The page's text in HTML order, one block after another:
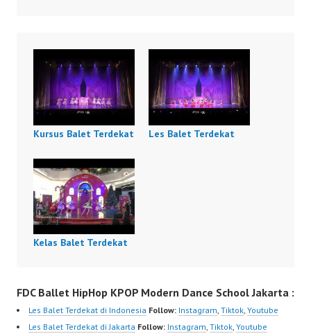
Kursus Balet Terdekat Les Balet Terdekat
Kelas Balet Terdekat
FDC Ballet HipHop KPOP Modern Dance School Jakarta :
Les Balet Terdekat di Indonesia Follow: Instagram, Tiktok, Youtube
Les Balet Terdekat di Jakarta Follow: Instagram, Tiktok, Youtube